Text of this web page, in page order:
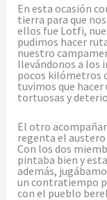
En esta ocasión
tierra para que
ellos fue Lotfi,
pudimos hacer
nuestro
llevándonos a los
pocos kilómetros
tuvimos que
tortuosas y
El otro
regenta el
Con los dos
pintaba bien y
además,
un contratiempo
con el pueblo